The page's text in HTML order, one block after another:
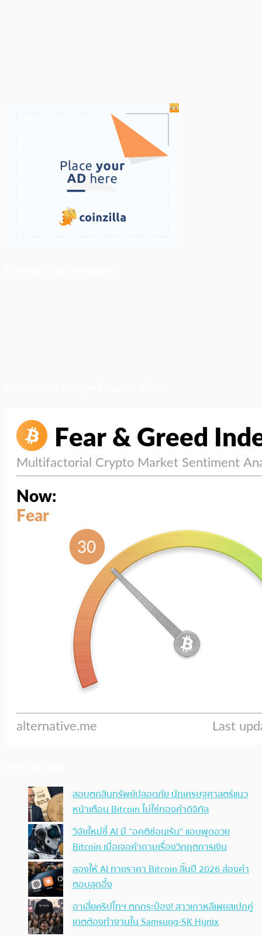
สอบตกสินทรัพย์ปลอดภัย นักเศรษฐศาสตร์แนว
หน้าเตือน Bitcoin ไม่ใช่ทองคำดิจิทัล
วิจัยใหม่ชี้ AI มี “อคติซ่อนเร้น” แอบพูดอวย
Bitcoin เมื่อเจอคำถามเรื่องวิกฤตการเงิน
ลองให้ AI ทายราคา Bitcoin สิ้นปี 2026 ส่องคำ
ตอบสุดอึ้ง
อาเสี่ยคริปโทฯ ตกกระป๋อง! สาวเกาหลีเผยสเปกคู่
เดตต้องทำงานใน Samsung-SK Hynix